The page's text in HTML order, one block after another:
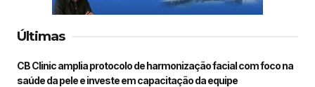
Últimas
CB Clinic amplia protocolo de harmonização facial com foco na
saúde da pele e investe em capacitação da equipe